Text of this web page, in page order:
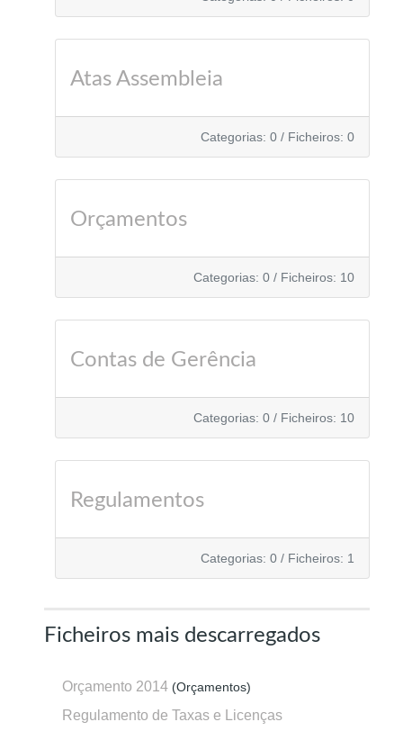
Atas Assembleia
Categorias: 0 / Ficheiros: 0
Orçamentos
Categorias: 0 / Ficheiros: 10
Contas de Gerência
Categorias: 0 / Ficheiros: 10
Regulamentos
Categorias: 0 / Ficheiros: 1
Ficheiros mais descarregados
Orçamento 2014 (Orçamentos)
Regulamento de Taxas e Licenças